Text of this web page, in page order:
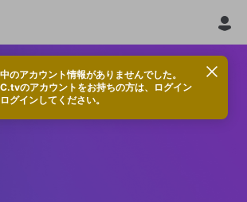
のアカウント情報がありませんでした。
のアカウントをお持ちの方は、ログイン
グインしてください。